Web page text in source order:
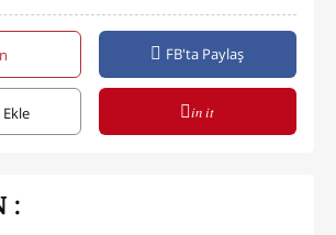
FB'ta Paylaş
in it
: